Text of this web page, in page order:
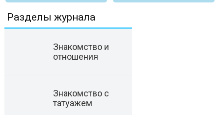
Разделы журнала
Знакомство и
отношения
Знакомство с
татуажем